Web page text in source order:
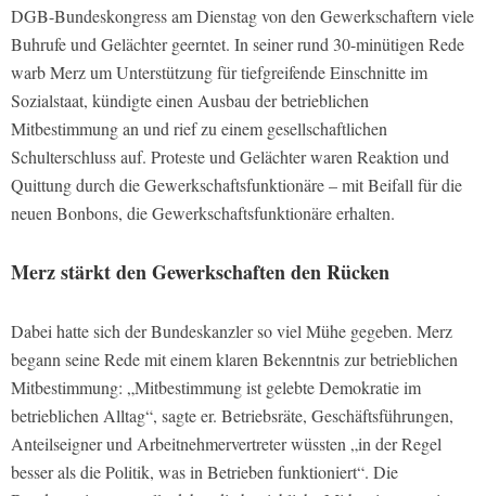
DGB-Bundeskongress am Dienstag von den Gewerkschaftern viele
Buhrufe und Gelächter geerntet. In seiner rund 30-minütigen Rede
warb Merz um Unterstützung für tiefgreifende Einschnitte im
Sozialstaat, kündigte einen Ausbau der betrieblichen
Mitbestimmung an und rief zu einem gesellschaftlichen
Schulterschluss auf. Proteste und Gelächter waren Reaktion und
Quittung durch die Gewerkschaftsfunktionäre – mit Beifall für die
neuen Bonbons, die Gewerkschaftsfunktionäre erhalten.
Merz stärkt den Gewerkschaften den Rücken
Dabei hatte sich der Bundeskanzler so viel Mühe gegeben. Merz
begann seine Rede mit einem klaren Bekenntnis zur betrieblichen
Mitbestimmung: „Mitbestimmung ist gelebte Demokratie im
betrieblichen Alltag“, sagte er. Betriebsräte, Geschäftsführungen,
Anteilseigner und Arbeitnehmervertreter wüssten „in der Regel
besser als die Politik, was in Betrieben funktioniert“. Die